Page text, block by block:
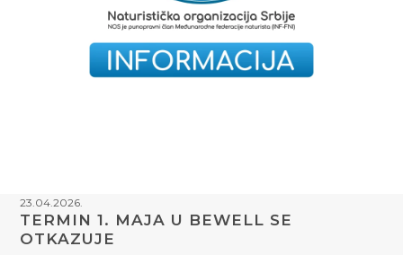
23.04.2026.
TERMIN 1. MAJA U BEWELL SE
OTKAZUJE